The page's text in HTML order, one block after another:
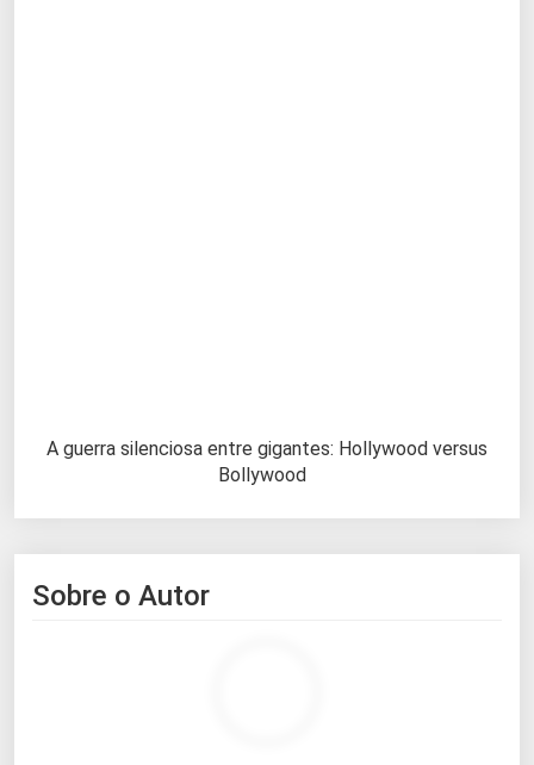
A guerra silenciosa entre gigantes: Hollywood versus
Bollywood
Sobre o Autor